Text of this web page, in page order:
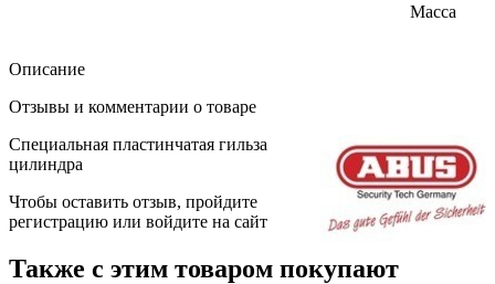
Масса
Описание
Отзывы и комментарии о товаре
Специальная пластинчатая гильза
цилиндра
Чтобы оставить отзыв, пройдите
регистрацию или войдите на сайт
Также с этим товаром покупают